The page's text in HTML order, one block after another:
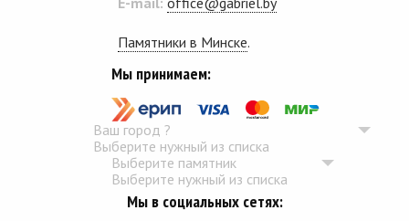
Памятники в Минске.
Мы принимаем:
Ваш город ?
Выберите нужный из списка
Выберите памятник
Выберите нужный из списка
Мы в социальных сетях: